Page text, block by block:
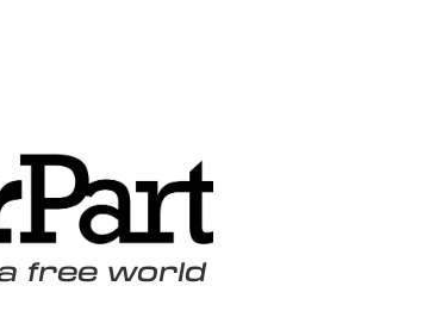
free world